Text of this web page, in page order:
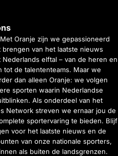
Oranje zijn we gepassioneerd
brengen van het laatste nieuws
Nederlands elftal – van de heren en
tot de talententeams. Maar we
dan alleen Oranje: we volgen
sporten waarin Nederlandse
Als onderdeel van het
Network streven we ernaar jou de
sportervaring te bieden. Blijf
voor het laatste nieuws en de
van onze nationale sporters,
als buiten de landsgrenzen.